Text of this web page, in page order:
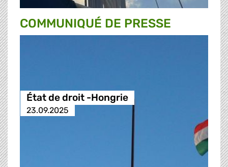
COMMUNIQUÉ DE PRESSE
État de droit -Hongrie
23.09.2025